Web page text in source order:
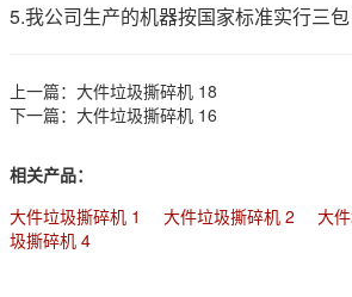
5.我公司生产的机器按国家标准实行三包
上一篇： 大件垃圾撕碎机 18
下一篇： 大件垃圾撕碎机 16
相关产品：
大件垃圾撕碎机 1
大件垃圾撕碎机 2 大
圾撕碎机 4